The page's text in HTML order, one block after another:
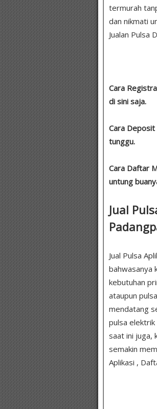
termurah
dan nikmati
Jualan Pulsa
Cara
di sini saja.
Cara Deposit
tunggu.
Cara Daftar
untung
Jual
Jual Pulsa
bahwasanya
kebutuhan
ataupun
mendatang
pulsa
saat ini juga,
semakin
Aplikasi ,